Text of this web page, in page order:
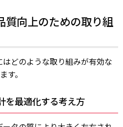
質向上のための取り組
どのような取り組みが有効な
す。
を最適化する考え方